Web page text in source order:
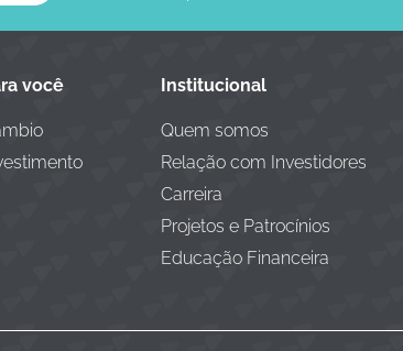
você Institucional
Quem somos
Relação com Investidores
Carreira
Projetos e Patrocínios
Educação Financeira